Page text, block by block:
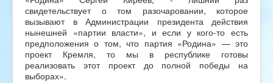
свидетельствует о том разочаровании, которое
вызывают в Администрации президента действия
нынешней «партии власти», и если у кого-то есть
предположения о том, что партия «Родина» — это
проект Кремля, то мы в республике готовы
реализовать этот проект до полной победы на
выборах».